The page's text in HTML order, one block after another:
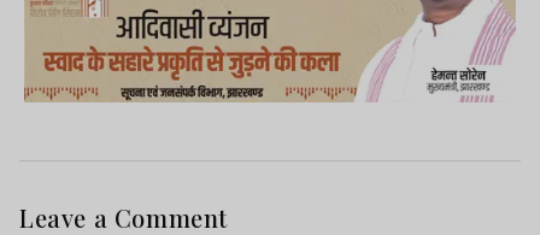
Leave a Comment